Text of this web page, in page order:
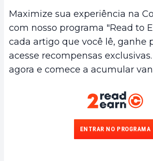
Maximize sua experiência na
com nosso programa "Read to
cada artigo que você lê, ganhe
acesse recompensas
agora e comece a acumular
ENTRAR NO PROGRAMA